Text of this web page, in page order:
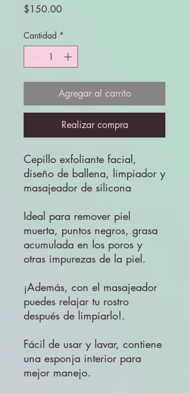
$150.00Precio
Cantidad *
Agregar al carrito
Realizar compra
Cepillo exfoliante facial,
diseño de ballena, limpiador y
masajeador de silicona
Ideal para remover piel
muerta, puntos negros, grasa
acumulada en los poros y
otras impurezas de la piel.
¡Además, con el masajeador
puedes relajar tu rostro
después de limpiarlo!.
Fácil de usar y lavar, contiene
una esponja interior para
mejor manejo.